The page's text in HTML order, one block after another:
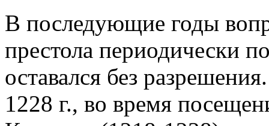
В последующие годы
престола периодически
оставался без
1228 г., во время